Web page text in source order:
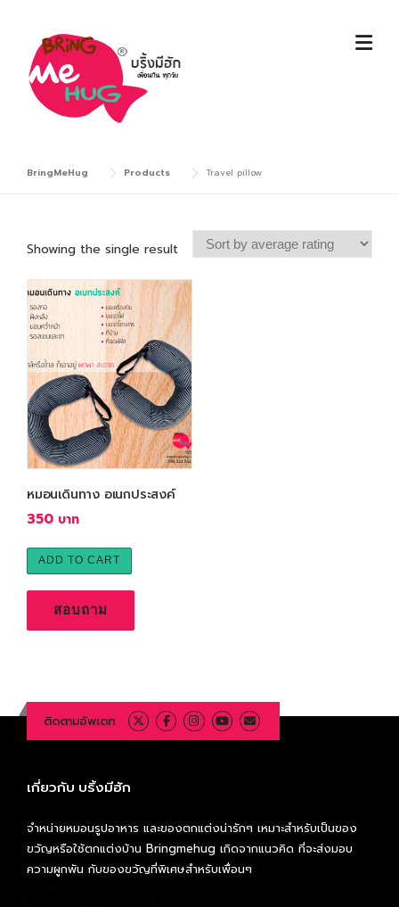
content
BringMeHug Products Travel pillow
Showing the single result
หมอนเดินทาง อเนกประสงค์
350
ADD TO CART
สอบถาม
ติดตามอัพเดท
เกี่ยวกับ บริ้งมีฮัก
จำหน่ายหมอนรูปอาหาร และของตกแต่งน่ารักๆ เหมาะสำหรับเป็นของ
ขวัญหรือใช้ตกแต่งบ้าน Bringmehug เกิดจากแนวคิด ที่จะส่งมอบ
ความผูกพัน กับของขวัญที่พิเศษสำหรับเพื่อนๆ